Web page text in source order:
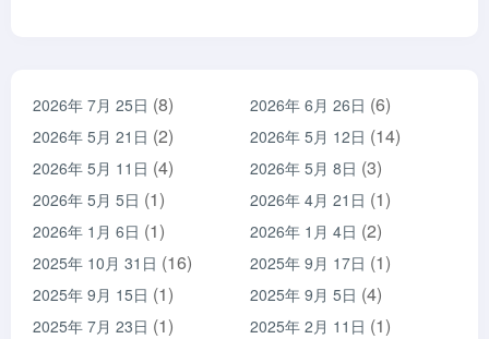
2026年 7月 25日 (8) 2026年 6月 26日 (6)
2026年 5月 21日 (2) 2026年 5月 12日 (14)
2026年 5月 11日 (4) 2026年 5月 8日 (3)
2026年 5月 5日 (1) 2026年 4月 21日 (1)
2026年 1月 6日 (1) 2026年 1月 4日 (2)
2025年 10月 31日 (16) 2025年 9月 17日 (1)
2025年 9月 15日 (1) 2025年 9月 5日 (4)
2025年 7月 23日 (1) 2025年 2月 11日 (1)